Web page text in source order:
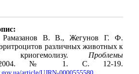
В. В., Жегунов Г. Ф.
различных животных к
криогемолизу. Проблемы
№ 1. С. 12-19.